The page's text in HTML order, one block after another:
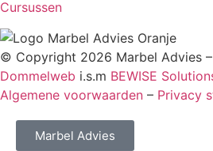
Cursussen
© Copyright 2026 Marbel Advies –
Dommelweb i.s.m BEWISE
Algemene voorwaarden – Privacy
Marbel Advies